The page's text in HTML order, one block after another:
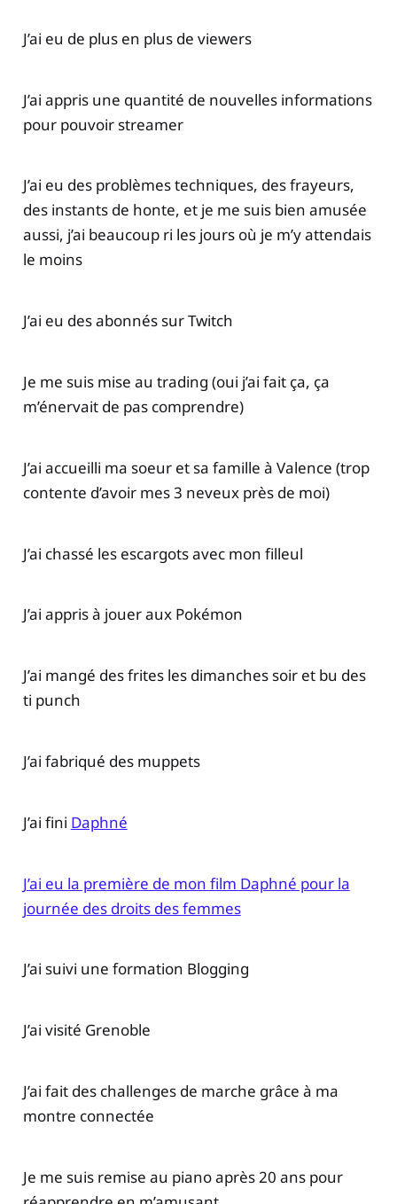
J’ai eu de plus en plus de viewers
J’ai appris une quantité de nouvelles informations
pour pouvoir streamer
J’ai eu des problèmes techniques, des frayeurs,
des instants de honte, et je me suis bien amusée
aussi, j’ai beaucoup ri les jours où je m’y attendais
le moins
J’ai eu des abonnés sur Twitch
Je me suis mise au trading (oui j’ai fait ça, ça
m’énervait de pas comprendre)
J’ai accueilli ma soeur et sa famille à Valence (trop
contente d’avoir mes 3 neveux près de moi)
J’ai chassé les escargots avec mon filleul
J’ai appris à jouer aux Pokémon
J’ai mangé des frites les dimanches soir et bu des
ti punch
J’ai fabriqué des muppets
J’ai fini Daphné
J’ai eu la première de mon film Daphné pour la
journée des droits des femmes
J’ai suivi une formation Blogging
J’ai visité Grenoble
J’ai fait des challenges de marche grâce à ma
montre connectée
Je me suis remise au piano après 20 ans pour